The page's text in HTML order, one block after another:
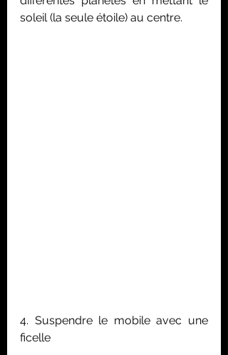
soleil (la seule étoile) au centre.
4. Suspendre le mobile avec une
ficelle